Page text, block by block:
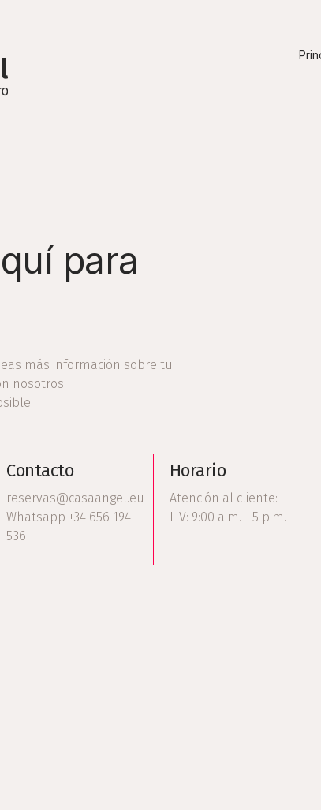
para
más información sobre tu
nosotros.
Contacto
reservas@casaangel.eu
Whatsapp +34 656 194
536
Horario
Atención al cliente:
L-V: 9:00 a.m. - 5 p.m.